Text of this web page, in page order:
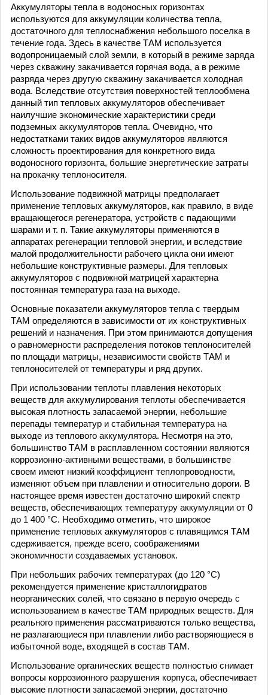
Аккумуляторы тепла в водоносных горизонтах
используются для аккумуляции количества тепла,
достаточного для теплоснабжения небольшого поселка в
течение года. Здесь в качестве ТАМ используется
водопроницаемый слой земли, в который в режиме заряда
через скважину закачивается горячая вода, а в режиме
разряда через другую скважину закачивается холодная
вода. Вследствие отсутствия поверхностей теплообмена
данный тип тепловых аккумуляторов обеспечивает
наилучшие экономические характеристики среди
подземных аккумуляторов тепла. Очевидно, что
недостатками таких видов аккумуляторов являются
сложность проектирования для конкретного вида
водоносного горизонта, большие энергетические затраты
на прокачку теплоносителя.
Использование подвижной матрицы предполагает
применение тепловых аккумуляторов, как правило, в виде
вращающегося регенератора, устройств с падающими
шарами и т. п. Такие аккумуляторы применяются в
аппаратах регенерации тепловой энергии, и вследствие
малой продолжительности рабочего цикла они имеют
небольшие конструктивные размеры. Для тепловых
аккумуляторов с подвижной матрицей характерна
постоянная температура газа на выходе.
Основные показатели аккумуляторов тепла с твердым
ТАМ определяются в зависимости от их конструктивных
решений и назначения. При этом принимаются допущения
о равномерности распределения потоков теплоносителей
по площади матрицы, независимости свойств ТАМ и
теплоносителей от температуры и ряд других.
При использовании теплоты плавления некоторых
веществ для аккумулирования теплоты обеспечивается
высокая плотность запасаемой энергии, небольшие
перепады температур и стабильная температура на
выходе из теплового аккумулятора. Несмотря на это,
большинство ТАМ в расплавленном состоянии являются
коррозионно-активными веществами, в большинстве
своем имеют низкий коэффициент теплопроводности,
изменяют объем при плавлении и относительно дороги. В
настоящее время известен достаточно широкий спектр
веществ, обеспечивающих температуру аккумуляции от 0
до 1 400 °C. Необходимо отметить, что широкое
применение тепловых аккумуляторов с плавящимся ТАМ
сдерживается, прежде всего, соображениями
экономичности создаваемых установок.
При небольших рабочих температурах (до 120 °C)
рекомендуется применение кристаллогидратов
неорганических солей, что связано в первую очередь с
использованием в качестве ТАМ природных веществ. Для
реального применения рассматриваются только вещества,
не разлагающиеся при плавлении либо растворяющиеся в
избыточной воде, входящей в состав ТАМ.
Использование органических веществ полностью снимает
вопросы коррозионного разрушения корпуса, обеспечивает
высокие плотности запасаемой энергии, достаточно